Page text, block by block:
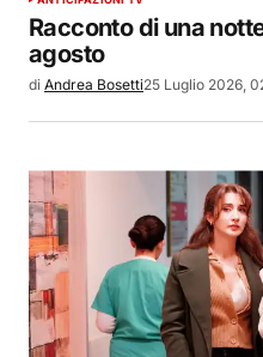
Racconto di una
agosto
di Andrea Bosetti25 Luglio 2026,